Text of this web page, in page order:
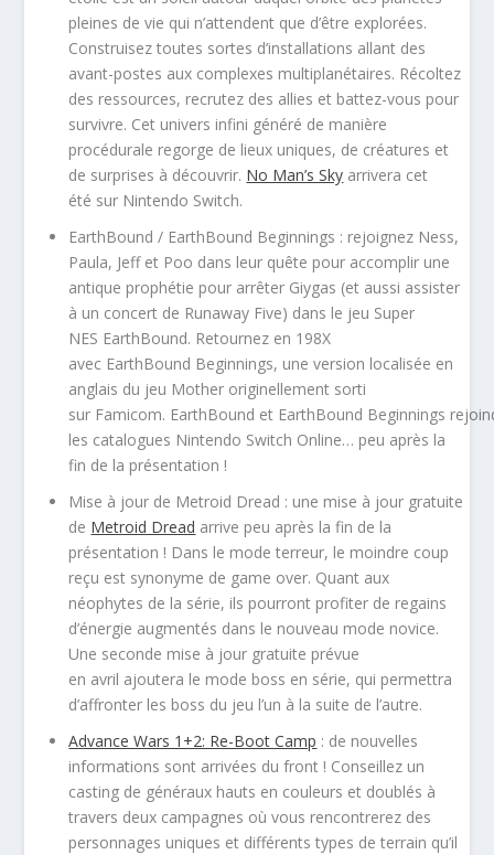
pleines de vie qui n’attendent que d’être explorées.
Construisez toutes sortes d’installations allant des
avant-postes aux complexes multiplanétaires. Récoltez
des ressources, recrutez des allies et battez-vous pour
survivre. Cet univers infini généré de manière
procédurale regorge de lieux uniques, de créatures et
de surprises à découvrir. No Man’s Sky arrivera cet
été sur Nintendo Switch.
EarthBound / EarthBound Beginnings : rejoignez Ness,
Paula, Jeff et Poo dans leur quête pour accomplir une
antique prophétie pour arrêter Giygas (et aussi assister
à un concert de Runaway Five) dans le jeu Super
NES EarthBound. Retournez en 198X
avec EarthBound Beginnings, une version localisée en
anglais du jeu Mother originellement sorti
sur Famicom. EarthBound et EarthBound Beginnings
les catalogues Nintendo Switch Online… peu après la
fin de la présentation !
Mise à jour de Metroid Dread : une mise à jour gratuite
de Metroid Dread arrive peu après la fin de la
présentation ! Dans le mode terreur, le moindre coup
reçu est synonyme de game over. Quant aux
néophytes de la série, ils pourront profiter de regains
d’énergie augmentés dans le nouveau mode novice.
Une seconde mise à jour gratuite prévue
en avril ajoutera le mode boss en série, qui permettra
d’affronter les boss du jeu l’un à la suite de l’autre.
Advance Wars 1+2: Re-Boot Camp : de nouvelles
informations sont arrivées du front ! Conseillez un
casting de généraux hauts en couleurs et doublés à
travers deux campagnes où vous rencontrerez des
personnages uniques et différents types de terrain qu’il